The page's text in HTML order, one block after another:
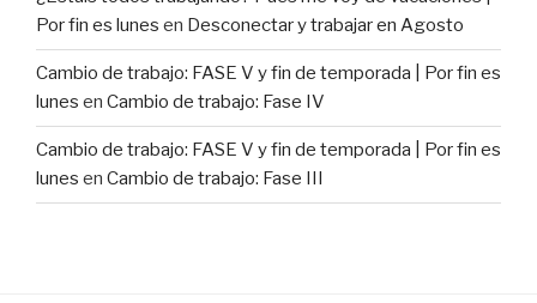
Por fin es lunes en Desconectar y trabajar en Agosto
Cambio de trabajo: FASE V y fin de temporada | Por fin es
lunes en Cambio de trabajo: Fase IV
Cambio de trabajo: FASE V y fin de temporada | Por fin es
lunes en Cambio de trabajo: Fase III